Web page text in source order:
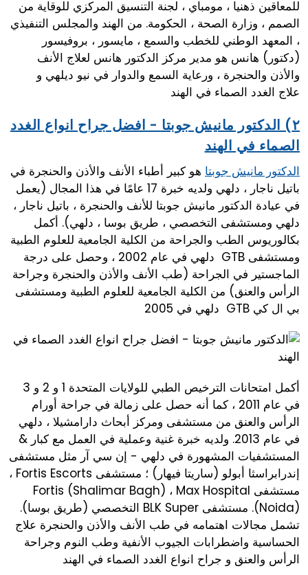
للمعاقين ذهنيا ، مومباي ، لجنة التنسيق المركزي للوقاية من
الصمم ، وزارة الصحة ، الحكومة. من الهند والمجلس التنفيذي
، المعهد الوطني للخطب والسمع ، مايسور ، بروفيسور
(دكتور) هانس هو مدير مركز الدكتور هانس لعلاج الأنف
والأذن والحنجرة ، ورعاية السمع والدوار في نيو ديلهي و
علاج الغدد الصماء في الهند
٢) الدكتور مانيش جوبتا - افضل جراح انواع الغدد
الصماء في الهند
الدكتور مانيش جوبتا هو كبير أطباء الأنف والأذن والحنجرة في
باتيل ناجار ، دلهي ولديه خبرة 17 عامًا في هذا المجال (يعمل
في عيادة الدكتور مانيش جوبتا للأنف والحنجرة ، باتيل ناجار ،
دلهي ومستشفى التخصصي ، طريق بوسا ، دلهي). أكمل
بكالوريوس الطب والجراحة من الكلية الجامعية للعلوم الطبية
ومستشفى GTB دلهي في عام 2002 ، وحصل على درجة
الماجستير في الجراحة (طب الأنف والأذن والحنجرة وجراحة
الرأس والعنق) من الكلية الجامعية للعلوم الطبية ومستشفى
بي ال كي GTB دلهي في 2005
أكمل امتحانات الترخيص الطبي للولايات المتحدة 1 و 2 و 3
في عام 2011 ، كما أنه حصل على زمالة في جراحة أورام
الرأس والعنق من مستشفى ومركز أبحاث دارامشيلا ، دلهي
في عام 2013. ولديه خبرة غنية وعملية في العمل مع كبار &
المستشفيات المشهورة في دلهي - إن سي آر مثل مستشفى
إندرابراسثا أبولو (ساريتا فيهار) ؛ مستشفى Fortis Escorts ،
مستشفى Fortis (Shalimar Bagh) ، Max Hospital
(Noida). مستشفى BLK Super التخصصي (طريق بوسا).
تشمل مجالات اهتمامه في طب الأنف والأذن والحنجرة علاج
الحساسية واضطرابات الجيوب الأنفية وطب النوم وجراحة
الرأس والعنق و جراح انواع الغدد الصماء في الهند